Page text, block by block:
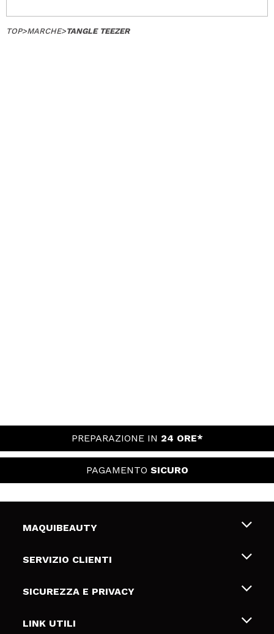
TOP>MARCHE>TANGLE TEEZER
PREPARAZIONE IN 24 ORE*
PAGAMENTO SICURO
MAQUIBEAUTY
Chi siamo
Gift Cards
SERVIZIO CLIENTI
Spedizioni & Resi
Metodi di pagamamento
SICUREZZA E PRIVACY
Termini e condizioni
LINK UTILI